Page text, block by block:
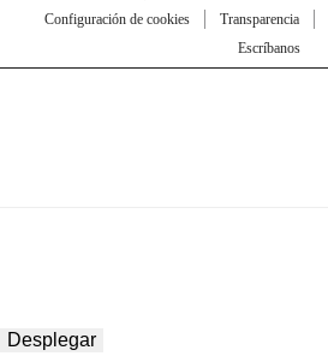
Configuración de cookies
Transparencia
Escríbanos
Desplegar